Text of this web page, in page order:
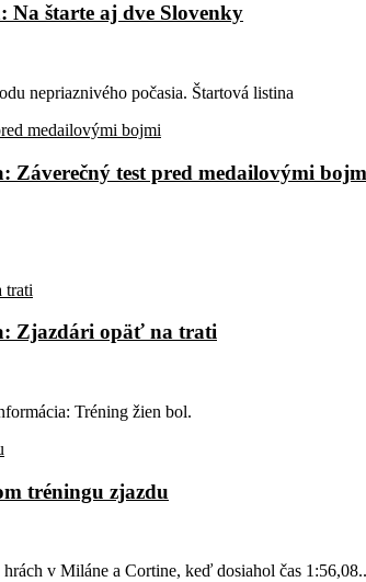
Na štarte aj dve Slovenky
nepriaznivého počasia. Štartová listina
Záverečný test pred medailovými
Zjazdári opäť na trati
Tréning žien bol.
tréningu zjazdu
v Miláne a Cortine, keď dosiahol čas 1:56,08..